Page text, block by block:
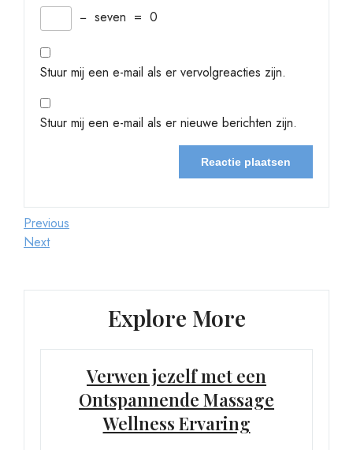
− seven = 0
Stuur mij een e-mail als er vervolgreacties zijn.
Stuur mij een e-mail als er nieuwe berichten zijn.
Berichtnavigatie
Previous
Post
Previous
Next
Next
Explore More
Verwen jezelf met een
Ontspannende Massage
Wellness Ervaring